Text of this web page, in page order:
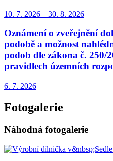
10. 7. 2026 – 30. 8. 2026
Oznámení o zveřejnění
podobě a možnost
podob dle zákona č. 250/
pravidlech územních
6. 7. 2026
Fotogalerie
Náhodná fotogalerie